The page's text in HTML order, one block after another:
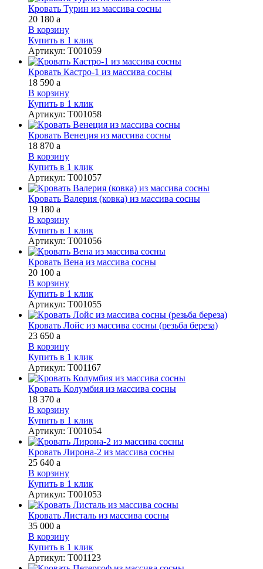
Кровать Турин из массива сосны
20 180 a
В корзину
Купить в 1 клик
Артикул: Т001059
Кровать Кастро-1 из массива сосны
18 590 a
В корзину
Купить в 1 клик
Артикул: Т001058
Кровать Венеция из массива сосны
18 870 a
В корзину
Купить в 1 клик
Артикул: Т001057
Кровать Валерия (ковка) из массива сосны
19 180 a
В корзину
Купить в 1 клик
Артикул: Т001056
Кровать Вена из массива сосны
20 100 a
В корзину
Купить в 1 клик
Артикул: Т001055
Кровать Лойс из массива сосны (резьба береза)
23 650 a
В корзину
Купить в 1 клик
Артикул: Т001167
Кровать Колумбия из массива сосны
18 370 a
В корзину
Купить в 1 клик
Артикул: Т001054
Кровать Лирона-2 из массива сосны
25 640 a
В корзину
Купить в 1 клик
Артикул: Т001053
Кровать Листаль из массива сосны
35 000 a
В корзину
Купить в 1 клик
Артикул: Т001123